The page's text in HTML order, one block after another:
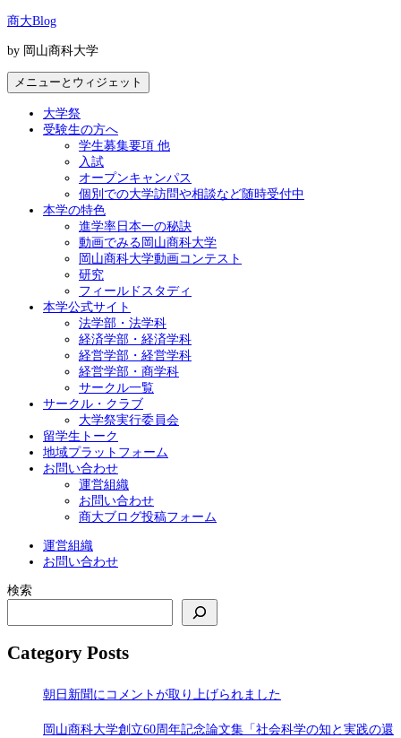
コ
テ
ツ
商大Blog
by 岡山商科大学
メニューとウィジェット
大学祭
受験生の方へ
学生募集要項 他
入試
オープンキャンパス
個別での大学訪問や相談など随時受付中
本学の特色
進学率日本一の秘訣
動画でみる岡山商科大学
岡山商科大学動画コンテスト
研究
フィールドスタディ
本学公式サイト
法学部・法学科
経済学部・経済学科
経営学部・経営学科
経営学部・商学科
サークル一覧
サークル・クラブ
大学祭実行委員会
留学生トーク
地域プラットフォーム
お問い合わせ
運営組織
お問い合わせ
商大ブログ投稿フォーム
運営組織
お問い合わせ
検索
Category Posts
朝日新聞にコメントが取り上げられました
岡山商科大学創立60周年記念論文集「社会科学の知と実践の還